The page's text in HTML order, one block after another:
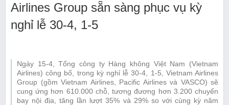
Airlines Group sẵn sàng phục vụ kỳ
nghỉ lễ 30-4, 1-5
Ngày 15-4, Tổng công ty Hàng không Việt Nam (Vietnam
Airlines) công bố, trong kỳ nghỉ lễ 30-4, 1-5, Vietnam Airlines
Group (gồm Vietnam Airlines, Pacific Airlines và VASCO) sẽ
cung ứng hơn 610.000 chỗ, tương đương hơn 3.200 chuyến
bay nội địa, tăng lần lượt 35% và 29% so với cùng kỳ năm